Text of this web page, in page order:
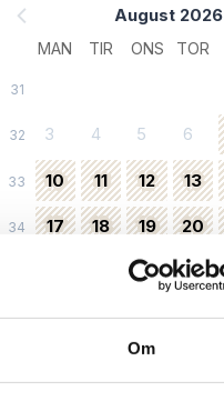
Om
August 2026
MAN TIR ONS TOR
31
32 3 4 5 6
33 10 11 12 13
34 17 18 19 20
26 27
36 31
Ankomst ikke mulig